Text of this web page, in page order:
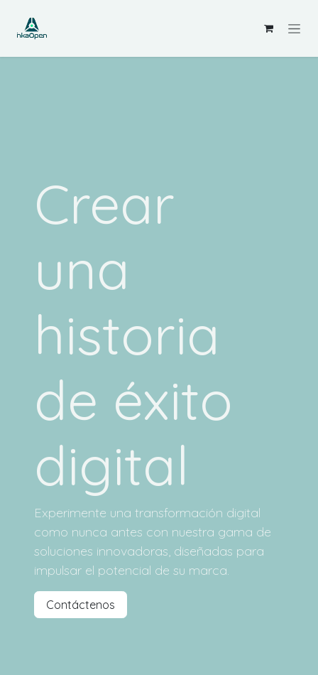
Crear
una
historia
de éxito
digital
Experimente una transformación digital
como nunca antes con nuestra gama de
soluciones innovadoras, diseñadas para
impulsar el potencial de su marca.
Contáctenos